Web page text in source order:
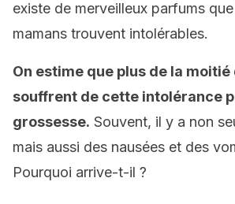
existe de merveilleux parfums
mamans trouvent intolérables.
On estime que plus de la
souffrent de cette intolérance
grossesse. Souvent, il y a non
mais aussi des nausées et des
Pourquoi arrive-t-il ?